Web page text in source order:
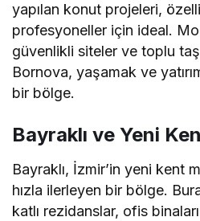
yapılan konut projeleri,
profesyoneller için ideal.
güvenlikli siteler ve toplu
Bornova, yaşamak ve
bir bölge.
Bayraklı ve Yeni
Bayraklı, İzmir’in yeni kent
hızla ilerleyen bir bölge.
katlı rezidanslar, ofis